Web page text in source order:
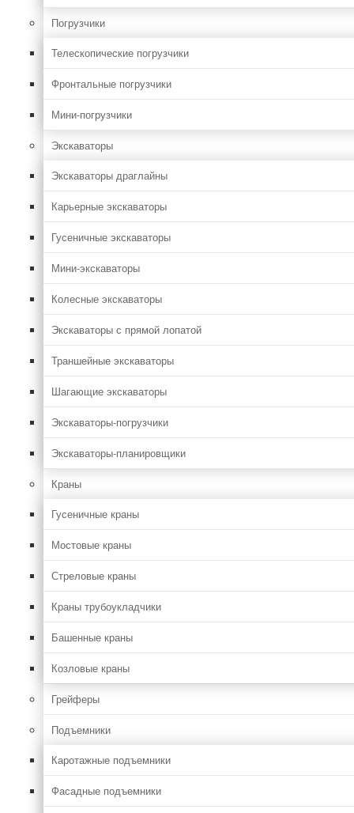
Погрузчики
Телескопические погрузчики
Фронтальные погрузчики
Мини-погрузчики
Экскаваторы
Экскаваторы драглайны
Карьерные экскаваторы
Гусеничные экскаваторы
Мини-экскаваторы
Колесные экскаваторы
Экскаваторы с прямой лопатой
Траншейные экскаваторы
Шагающие экскаваторы
Экскаваторы-погрузчики
Экскаваторы-планировщики
Краны
Гусеничные краны
Мостовые краны
Стреловые краны
Краны трубоукладчики
Башенные краны
Козловые краны
Грейферы
Подъемники
Каротажные подъемники
Фасадные подъемники